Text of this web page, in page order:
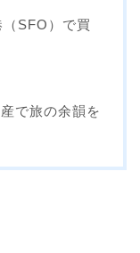
SFO）で買
で旅の余韻を